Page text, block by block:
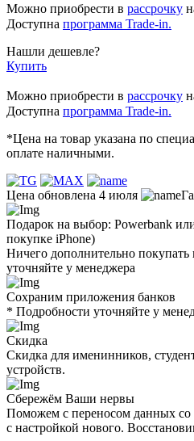
Можно приобрести в рассрочку
Доступна программа Trade-in.
Нашли дешевле?
Купить
Можно приобрести в рассрочку
Доступна программа Trade-in.
*Цена на товар указана по
оплате наличными.
Цена обновлена 4 июля
Подарок на выбор: Powerbank
покупке iPhone)
Ничего дополнительно
уточняйте у менеджера
Сохраним приложения банков
* Подробности уточняйте у
Скидка
Скидка для именинников,
устройств.
Сбережём Ваши нервы
Поможем с переносом данных со
с настройкой нового.